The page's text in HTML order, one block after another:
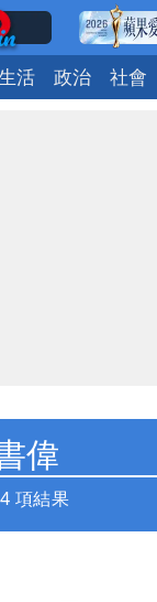
活 政治 社會
項結果